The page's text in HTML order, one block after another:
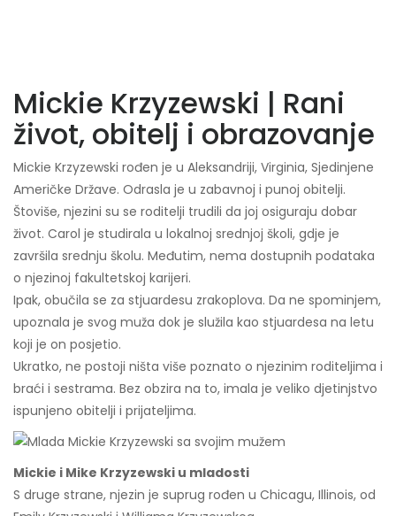
Mickie Krzyzewski | Rani
život, obitelj i obrazovanje
Mickie Krzyzewski rođen je u Aleksandriji, Virginia, Sjedinjene
Američke Države. Odrasla je u zabavnoj i punoj obitelji.
Štoviše, njezini su se roditelji trudili da joj osiguraju dobar
život. Carol je studirala u lokalnoj srednjoj školi, gdje je
završila srednju školu. Međutim, nema dostupnih podataka
o njezinoj fakultetskoj karijeri.
Ipak, obučila se za stjuardesu zrakoplova. Da ne spominjem,
upoznala je svog muža dok je služila kao stjuardesa na letu
koji je on posjetio.
Ukratko, ne postoji ništa više poznato o njezinim roditeljima i
braći i sestrama. Bez obzira na to, imala je veliko djetinjstvo
ispunjeno obitelji i prijateljima.
Mickie i Mike Krzyzewski u mladosti
S druge strane, njezin je suprug rođen u Chicagu, Illinois, od